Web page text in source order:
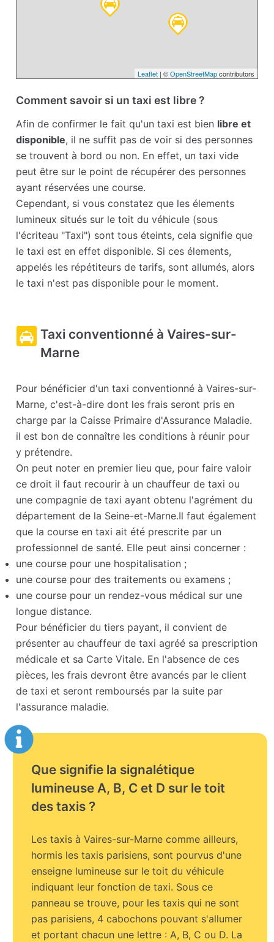
Leaflet| ©OpenStreetMapcontributors
Comment savoir si un taxi est libre ?
Afin de confirmer le fait qu'un taxi est bien libre et
disponible, il ne suffit pas de voir si des personnes
se trouvent à bord ou non. En effet, un taxi vide
peut être sur le point de récupérer des personnes
ayant réservées une course.
Cependant, si vous constatez que les élements
lumineux situés sur le toit du véhicule (sous
l'écriteau "Taxi") sont tous éteints, cela signifie que
le taxi est en effet disponible. Si ces élements,
appelés les répétiteurs de tarifs, sont allumés, alors
le taxi n'est pas disponible pour le moment.
Taxi conventionné à Vaires-sur-
Marne
Pour bénéficier d'un taxi conventionné à Vaires-sur-
Marne, c'est-à-dire dont les frais seront pris en
charge par la Caisse Primaire d'Assurance Maladie.
il est bon de connaître les conditions à réunir pour
y prétendre.
On peut noter en premier lieu que, pour faire valoir
ce droit il faut recourir à un chauffeur de taxi ou
une compagnie de taxi ayant obtenu l'agrément du
département de la Seine-et-Marne.Il faut également
que la course en taxi ait été prescrite par un
professionnel de santé. Elle peut ainsi concerner :
une course pour une hospitalisation ;
une course pour des traitements ou examens ;
une course pour un rendez-vous médical sur une
longue distance.
Pour bénéficier du tiers payant, il convient de
présenter au chauffeur de taxi agréé sa prescription
médicale et sa Carte Vitale. En l'absence de ces
pièces, les frais devront être avancés par le client
de taxi et seront remboursés par la suite par
l'assurance maladie.
Que signifie la signalétique
lumineuse A, B, C et D sur le toit
des taxis ?
Les taxis à Vaires-sur-Marne comme ailleurs,
hormis les taxis parisiens, sont pourvus d'une
enseigne lumineuse sur le toit du véhicule
indiquant leur fonction de taxi. Sous ce
panneau se trouve, pour les taxis qui ne sont
pas parisiens, 4 cabochons pouvant s'allumer
et portant chacun une lettre : A, B, C ou D. La